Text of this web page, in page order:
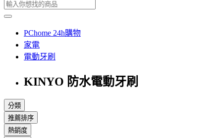
PChome 24h購物
家電
電動牙刷
KINYO 防水電動牙刷
分類
推薦排序
熱銷度